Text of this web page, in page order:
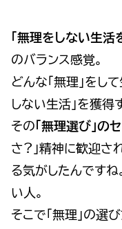
「無理をしない生
のバランス感覚。
どんな「無理」をし
しない生活」を獲得
その 「無理選び」の
さ?」精神に歓迎さ
る気がしたんですね
い人。
そこで「無理」の選